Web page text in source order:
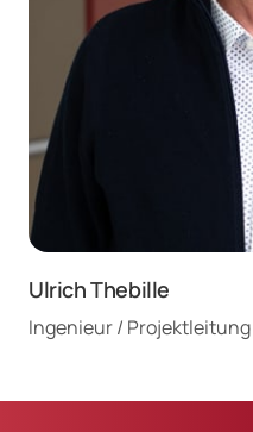
Ulrich Thebille
Ingenieur / Projektleitung